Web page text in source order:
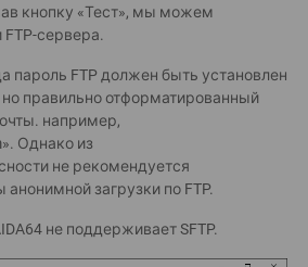
кнопку «Тест», мы можем
сервера.
пароль FTP должен быть установлен
правильно отформатированный
например,
Однако из
не рекомендуется
загрузки по FTP.
не поддерживает SFTP.